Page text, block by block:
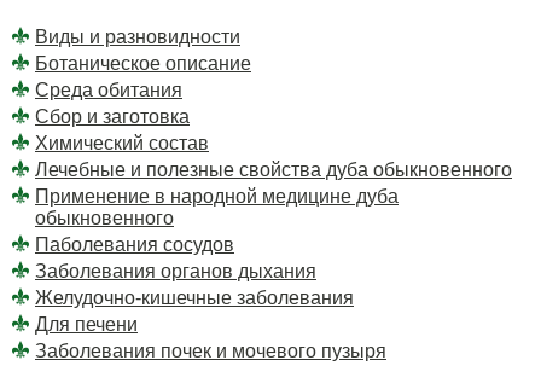
Виды и разновидности
Ботаническое описание
Среда обитания
Сбор и заготовка
Химический состав
Лечебные и полезные свойства дуба обыкновенного
Применение в народной медицине дуба
обыкновенного
Паболевания сосудов
Заболевания органов дыхания
Желудочно-кишечные заболевания
Для печени
Заболевания почек и мочевого пузыря